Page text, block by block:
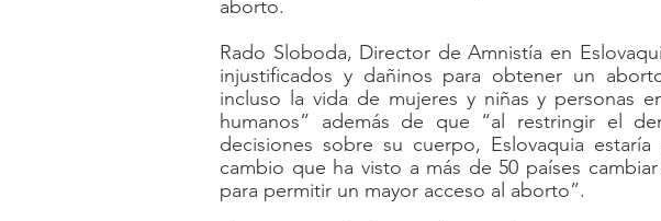
aborto.
Rado Sloboda, Director de Amnistía en
injustificados y dañinos para obtener un
incluso la vida de mujeres y niñas y personas
humanos” además de que “al restringir el
decisiones sobre su cuerpo, Eslovaquia
cambio que ha visto a más de 50 países
para permitir un mayor acceso al aborto”.